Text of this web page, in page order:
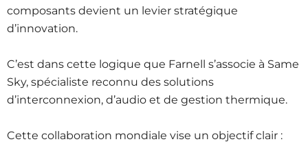
composants devient un levier stratégique
d’innovation.
C’est dans cette logique que Farnell s’associe à Same
Sky, spécialiste reconnu des solutions
d’interconnexion, d’audio et de gestion thermique.
Cette collaboration mondiale vise un objectif clair :